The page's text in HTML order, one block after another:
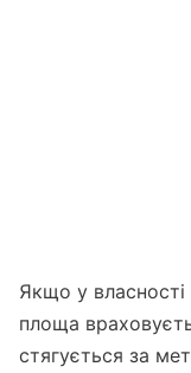
Якщо у власності
площа
стягується за